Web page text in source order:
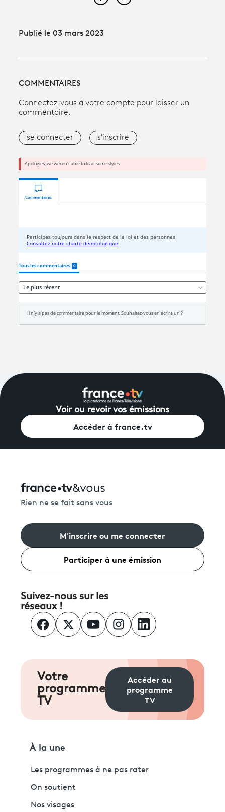
Partager cet article sur
Partager cet article sur
Publié le 03 mars 2023
COMMENTAIRES
Connectez-vous à votre compte pour laisser un
commentaire.
se connecter s'inscrire
Voir ou revoir vos émissions
Accéder à france.tv
Rien ne se fait sans vous
M'inscrire ou me connecter
Participer à une émission
Suivez-nous sur les
réseaux !
Votre
programme
TV
Accéder au
programme
TV
À la une
Les programmes à ne pas rater
On soutient
Nos visages